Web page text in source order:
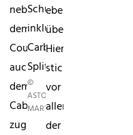
neben
dem
Coupé
auch
dem
Cabrio
zugute
Schürze
inklusive
Carbon-
Splitter.
©
ASTON
MARTIN
ebenfalls
überarbeitet.
Hier
sticht
vor
allem
der